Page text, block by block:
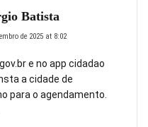
Batista
de 2025 at 8:02
e no app cidadao
a cidade de
para o agendamento.